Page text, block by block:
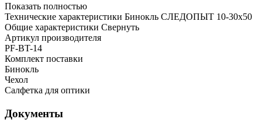
Показать полностью
Технические характеристики Бинокль СЛЕДОПЫТ 10-30х50
Общие характеристики Свернуть
Артикул производителя
PF-BT-14
Комплект поставки
Бинокль
Чехол
Салфетка для оптики
Документы